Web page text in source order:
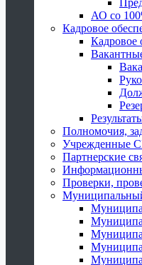
АО со
Кадровое
Кадровое
Полномочия,
Учрежденные
Партнерские
Проверки,